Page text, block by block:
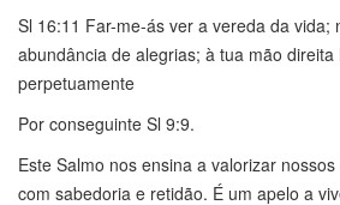
Sl 16:11 Far-me-ás ver a vereda da vida;
abundância de alegrias; à tua mão
perpetuamente
Por conseguinte Sl 9:9.
Este Salmo nos ensina a valorizar
com sabedoria e retidão. É um apelo a